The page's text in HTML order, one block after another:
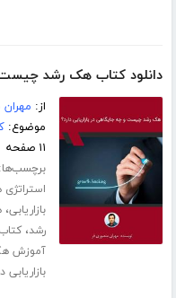
دانلود کتاب هک رشد چیست
از:
موضوع:
۱۱ صفحه
برچسب‌ها:
استراتژی
بازاریابی،
رشد،
آموزش
بازاریابی